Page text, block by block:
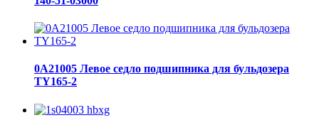
0A21005 Левое седло подшипника для бульдозера
TY165-2